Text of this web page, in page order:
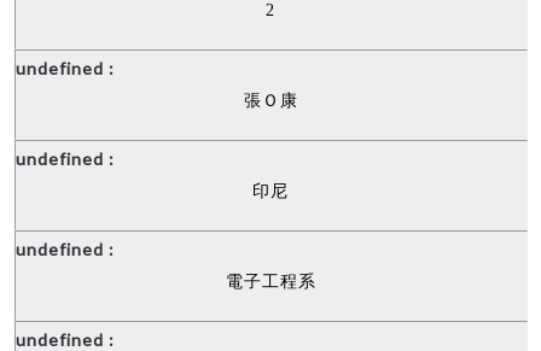
2
張Ｏ康
印尼
電子工程系